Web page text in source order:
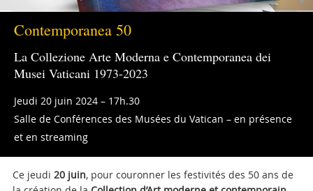
Contemporanea 50
La Collezione Arte Moderna e Contemporanea dei
Musei Vaticani 1973-2023
Jeudi 20 juin 2024 – 17h.30
Salle de Conférences des Musées du Vatican – en présence
et en streaming
Ce jeudi 20 juin, pour couronner les festivités des 50 ans de